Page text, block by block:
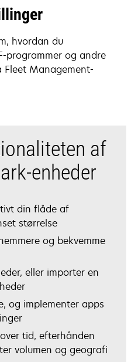
hvordan du
programmer og andre
Management-
af
enheder
din flåde af
størrelse
og bekvemme
eller importer en
og implementer apps
tid, efterhånden
volumen og geografi